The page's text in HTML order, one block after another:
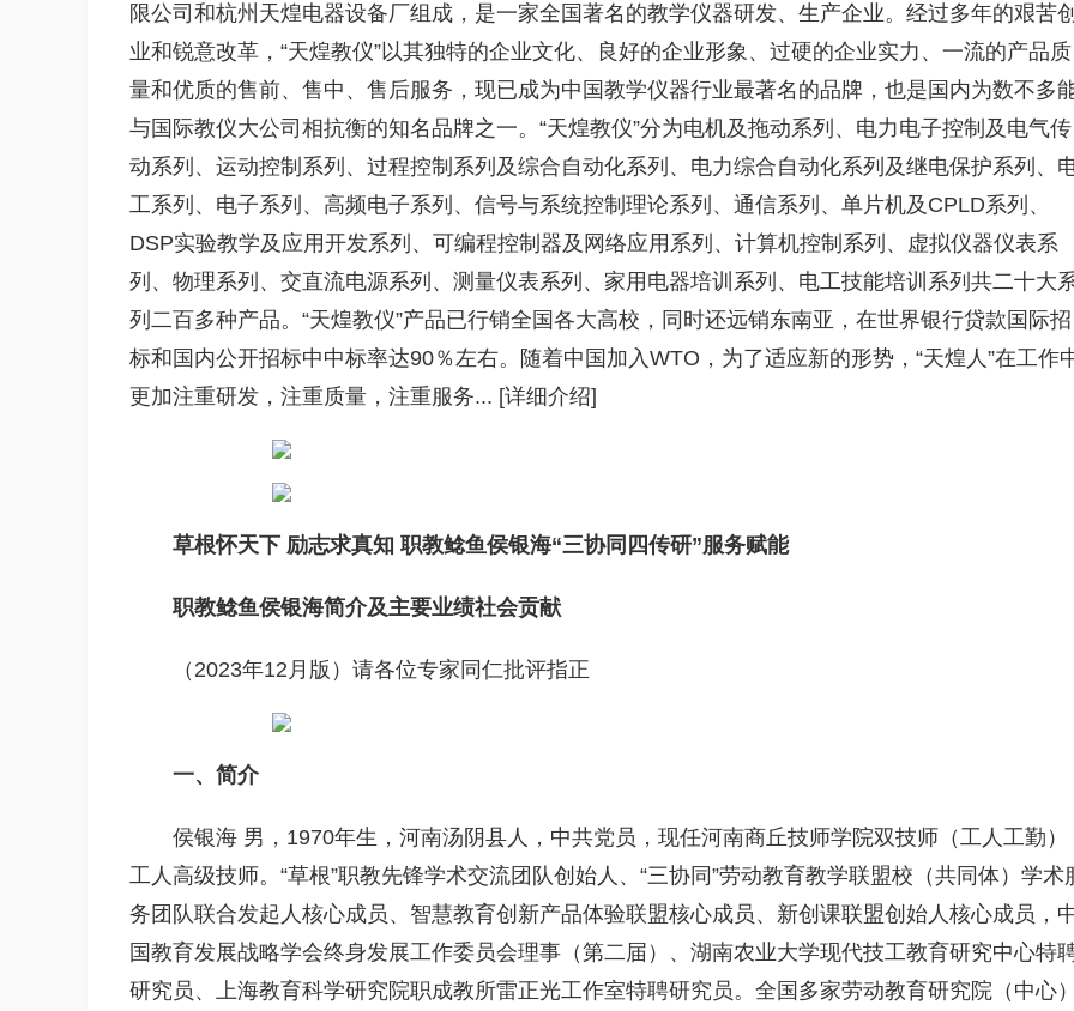
限公司和杭州天煌电器设备厂组成，是一家全国著名的教学仪器研发、生产企业。经过多年的艰苦
业和锐意改革，“天煌教仪”以其独特的企业文化、良好的企业形象、过硬的企业实力、一流的产品质
量和优质的售前、售中、售后服务，现已成为中国教学仪器行业最著名的品牌，也是国内为数不多
与国际教仪大公司相抗衡的知名品牌之一。“天煌教仪”分为电机及拖动系列、电力电子控制及电气传
动系列、运动控制系列、过程控制系列及综合自动化系列、电力综合自动化系列及继电保护系列、
工系列、电子系列、高频电子系列、信号与系统控制理论系列、通信系列、单片机及CPLD系列、
DSP实验教学及应用开发系列、可编程控制器及网络应用系列、计算机控制系列、虚拟仪器仪表系
列、物理系列、交直流电源系列、测量仪表系列、家用电器培训系列、电工技能培训系列共二十大
列二百多种产品。“天煌教仪”产品已行销全国各大高校，同时还远销东南亚，在世界银行贷款国际招
标和国内公开招标中中标率达90％左右。随着中国加入WTO，为了适应新的形势，“天煌人”在工作
更加注重研发，注重质量，注重服务... [详细介绍]
草根怀天下 励志求真知 职教鲶鱼侯银海“三协同四传研”服务赋能
职教鲶鱼侯银海简介及主要业绩社会贡献
（2023年12月版）请各位专家同仁批评指正
一、简介
侯银海 男，1970年生，河南汤阴县人，中共党员，现任河南商丘技师学院双技师（工人工勤）
工人高级技师。“草根”职教先锋学术交流团队创始人、“三协同”劳动教育教学联盟校（共同体）学术
务团队联合发起人核心成员、智慧教育创新产品体验联盟核心成员、新创课联盟创始人核心成员，
国教育发展战略学会终身发展工作委员会理事（第二届）、湖南农业大学现代技工教育研究中心特
研究员、上海教育科学研究院职成教所雷正光工作室特聘研究员。全国多家劳动教育研究院（中心